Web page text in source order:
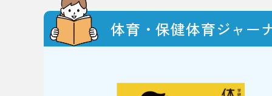
体育・保健体育ジャー